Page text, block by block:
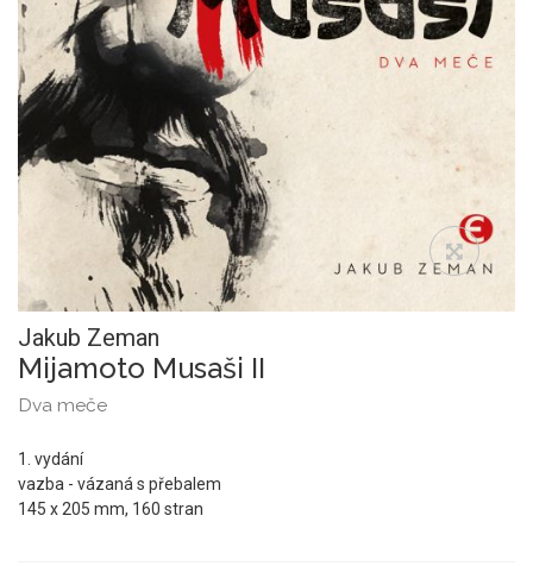
Jakub Zeman
Mijamoto Musaši II
Dva meče
1. vydání
vazba - vázaná s přebalem
145 x 205 mm, 160 stran